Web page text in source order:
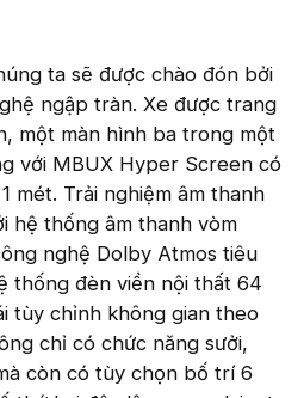
ta sẽ được chào đón bởi
ngập tràn. Xe được trang
một màn hình ba trong một
với MBUX Hyper Screen có
mét. Trải nghiệm âm thanh
hệ thống âm thanh vòm
nghệ Dolby Atmos tiêu
thống đèn viền nội thất 64
tùy chỉnh không gian theo
chỉ có chức năng sưởi,
còn có tùy chọn bố trí 6